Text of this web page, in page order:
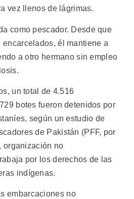
vez llenos de lágrimas.
como pescador. Desde que
encarcelados, él mantiene a
a otro hermano sin empleo
un total de 4.516
botes fueron detenidos por
según un estudio de
de Pakistán (PFF, por
organización no
por los derechos de las
indígenas.
embarcaciones no